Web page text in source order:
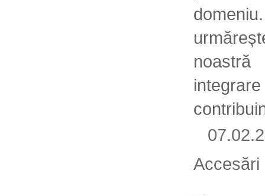
Accesări